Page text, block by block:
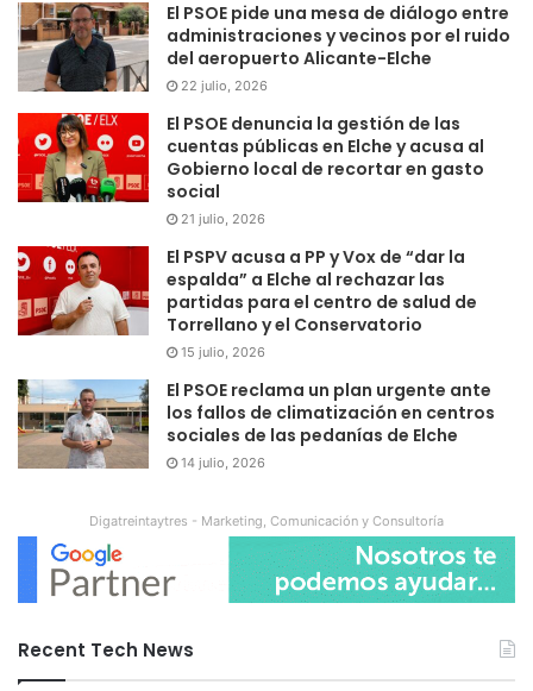
El PSOE pide una mesa de diálogo entre
administraciones y vecinos por el ruido
del aeropuerto Alicante-Elche
22 julio, 2026
El PSOE denuncia la gestión de las
cuentas públicas en Elche y acusa al
Gobierno local de recortar en gasto
social
21 julio, 2026
El PSPV acusa a PP y Vox de “dar la
espalda” a Elche al rechazar las
partidas para el centro de salud de
Torrellano y el Conservatorio
15 julio, 2026
El PSOE reclama un plan urgente ante
los fallos de climatización en centros
sociales de las pedanías de Elche
14 julio, 2026
Digatreintaytres - Marketing, Comunicación y Consultoría
Recent Tech News